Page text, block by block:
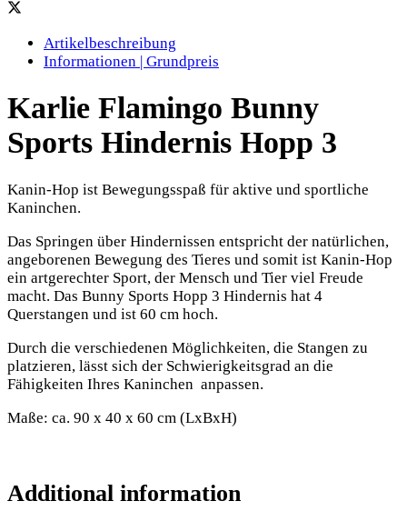
Artikelbeschreibung
Informationen | Grundpreis
Karlie Flamingo Bunny
Sports Hindernis Hopp 3
Kanin-Hop ist Bewegungsspaß für aktive und sportliche
Kaninchen.
Das Springen über Hindernissen entspricht der natürlichen,
angeborenen Bewegung des Tieres und somit ist Kanin-Hop
ein artgerechter Sport, der Mensch und Tier viel Freude
macht. Das Bunny Sports Hopp 3 Hindernis hat 4
Querstangen und ist 60 cm hoch.
Durch die verschiedenen Möglichkeiten, die Stangen zu
platzieren, lässt sich der Schwierigkeitsgrad an die
Fähigkeiten Ihres Kaninchen anpassen.
Maße: ca. 90 x 40 x 60 cm (LxBxH)
Additional information